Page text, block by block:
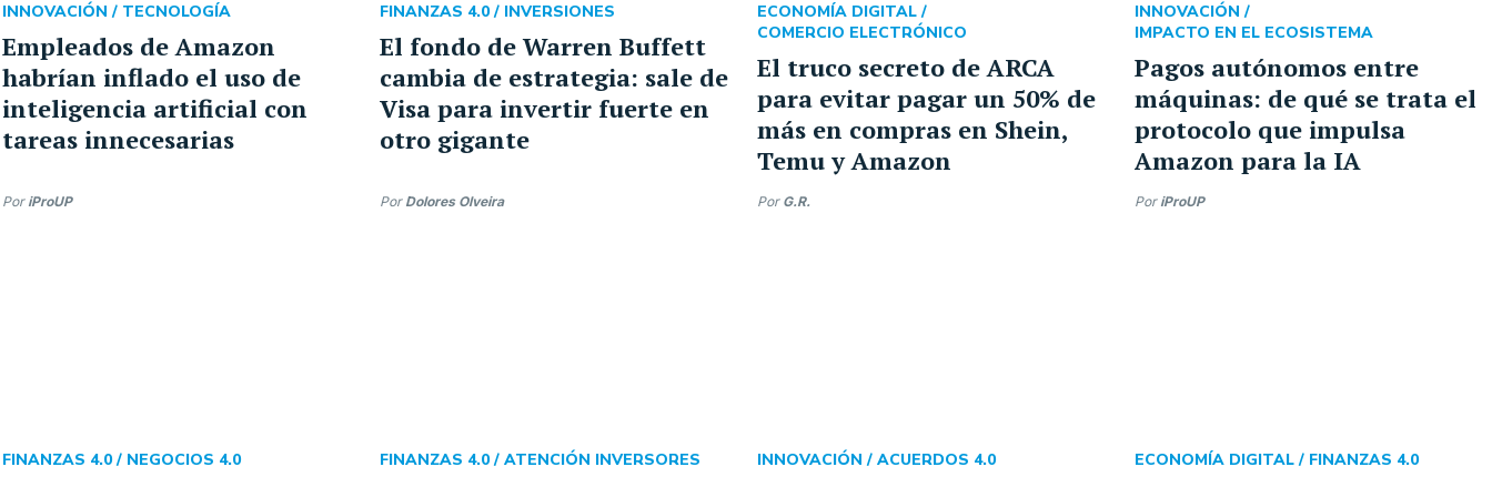
Empleados de Amazon
habrían inflado el uso de
inteligencia artificial con
tareas innecesarias
INNOVACIÓN / TECNOLOGÍA
Por iProUP
El fondo de Warren Buffett
cambia de estrategia: sale de
Visa para invertir fuerte en
otro gigante
FINANZAS 4.0 / INVERSIONES
Por Dolores Olveira
El truco secreto de ARCA
para evitar pagar un 50% de
más en compras en Shein,
Temu y Amazon
ECONOMÍA DIGITAL /
COMERCIO ELECTRÓNICO
Por G.R.
Pagos autónomos entre
máquinas: de qué se trata el
protocolo que impulsa
Amazon para la IA
INNOVACIÓN /
IMPACTO EN EL ECOSISTEMA
Por iProUP
FINANZAS 4.0 / NEGOCIOS 4.0 FINANZAS 4.0 / ATENCIÓN INVERSORES INNOVACIÓN / ACUERDOS 4.0 ECONOMÍA DIGITAL / FINANZAS 4.0